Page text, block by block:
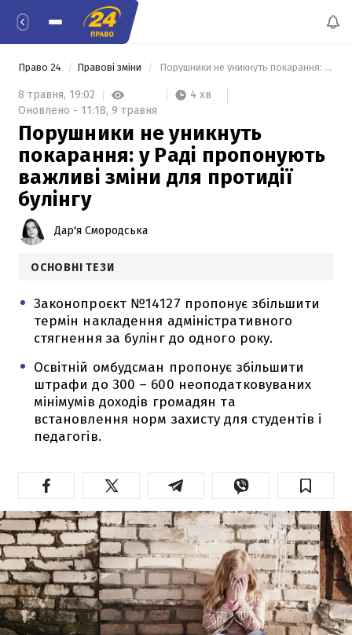
Право 24 Правові зміни Порушники не уникнуть покарання: у Раді пропонують важливі зміни для протидії булінгу
8 травня, 19:02
4 хв
Оновлено - 11:18, 9 травня
Порушники не уникнуть
покарання: у Раді пропонують
важливі зміни для протидії
булінгу
Дар'я Смородська
ОСНОВНІ ТЕЗИ
Законопроєкт №14127 пропонує збільшити
термін накладення адміністративного
стягнення за булінг до одного року.
Освітній омбудсман пропонує збільшити
штрафи до 300 – 600 неоподатковуваних
мінімумів доходів громадян та
встановлення норм захисту для студентів і
педагогів.